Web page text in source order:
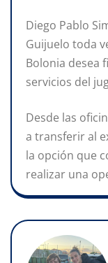
Diego Pablo
Guijuelo toda
Bolonia desea
servicios del
Desde las
a transferir al
la opción que
realizar una